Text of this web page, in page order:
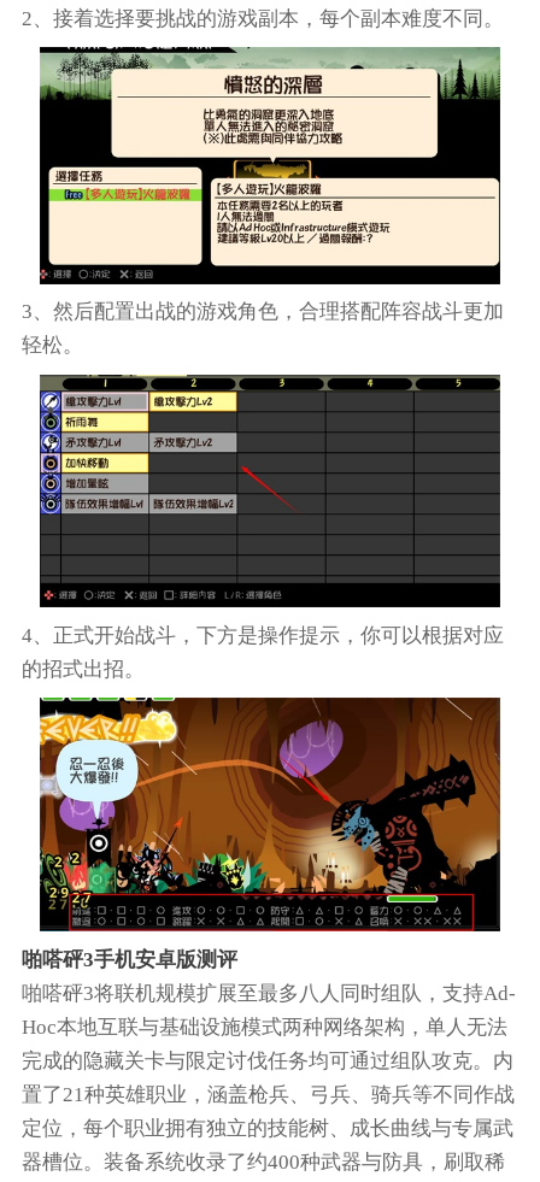
2、接着选择要挑战的游戏副本，每个副本难度不同。
3、然后配置出战的游戏角色，合理搭配阵容战斗更加
轻松。
4、正式开始战斗，下方是操作提示，你可以根据对应
的招式出招。
啪嗒砰3手机安卓版测评
啪嗒砰3将联机规模扩展至最多八人同时组队，支持Ad-
Hoc本地互联与基础设施模式两种网络架构，单人无法
完成的隐藏关卡与限定讨伐任务均可通过组队攻克。内
置了21种英雄职业，涵盖枪兵、弓兵、骑兵等不同作战
定位，每个职业拥有独立的技能树、成长曲线与专属武
器槽位。装备系统收录了约400种武器与防具，刷取稀